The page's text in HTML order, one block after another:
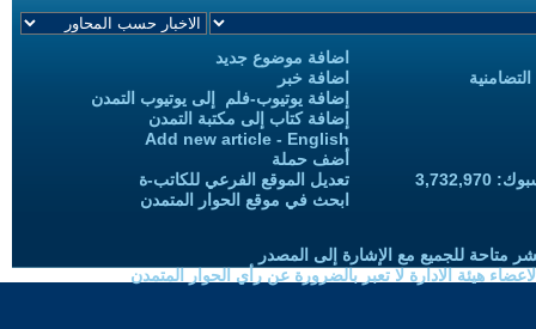
اضافة موضوع جديد
اضافة خبر
إضافة يوتيوب-فلم إلى يوتيوب التمدن
إضافة كتاب إلى مكتبة التمدن
Add new article - English
أضف حملة
تعديل الموقع الفرعي للكاتب-ة
ابحث في موقع الحوار المتمدن
متاحة للجميع مع الإشارة إلى المصدر
هيئة الادارة لا تعبر بالضرورة عن رأي الحوار المتمدن